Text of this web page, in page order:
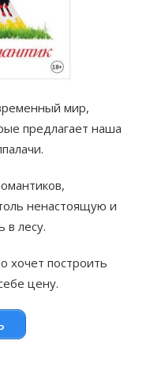
мир,
предлагает наша
ненастоящую и
в лесу.
хочет построить
цену.